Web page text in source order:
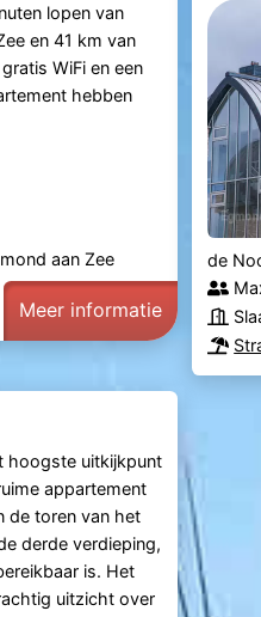
lopen van
en 41 km van
WiFi en een
hebben
aan Zee
Meer informatie
de
hoogste uitkijkpunt
appartement
de toren van het
derde verdieping,
is. Het
uitzicht over